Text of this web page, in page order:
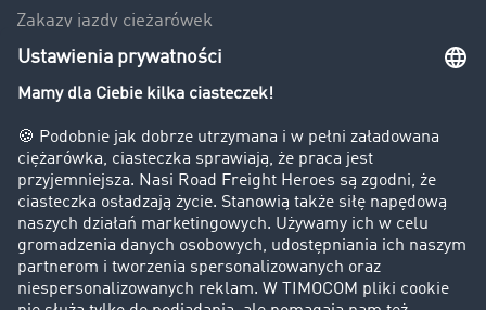
Zakazy jazdy ciężarówek
Bezpieczeństwo
Firma
Historie sukcesu
Klienci pozyskują nowych klientów
Informacje prawne